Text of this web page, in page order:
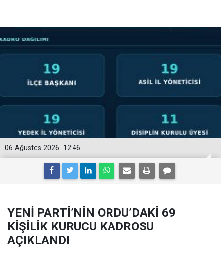
12:46
06 Ağustos 2026
YENİ PARTİ’NİN ORDU’DAKİ 69
KİŞİLİK KURUCU KADROSU
AÇIKLANDI